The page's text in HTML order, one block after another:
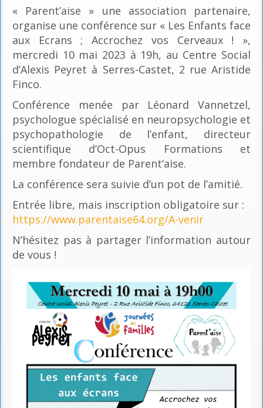
« Parent’aise » une association partenaire,
organise une conférence sur « Les Enfants face
aux Ecrans ; Accrochez vos Cerveaux ! »,
mercredi 10 mai 2023 à 19h, au Centre Social
d’Alexis Peyret à Serres-Castet, 2 rue Aristide
Finco.
Conférence menée par Léonard Vannetzel,
psychologue spécialisé en neuropsychologie et
psychopathologie de l’enfant, directeur
scientifique d’Oct-Opus Formations et
membre fondateur de Parent’aise.
La conférence sera suivie d’un pot de l’amitié.
Entrée libre, mais inscription obligatoire sur :
https://www.parentaise64.org/A-venir
N’hésitez pas à partager l’information autour
de vous !